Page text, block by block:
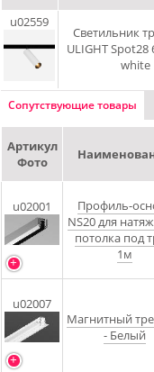
u02559
Светильник
ULIGHT Spot28
white
Сопутствующие товары
Артикул
Фото
u02001
Профиль-
NS20 для
потолка под
1м
u02007
Магнитный
- Белый